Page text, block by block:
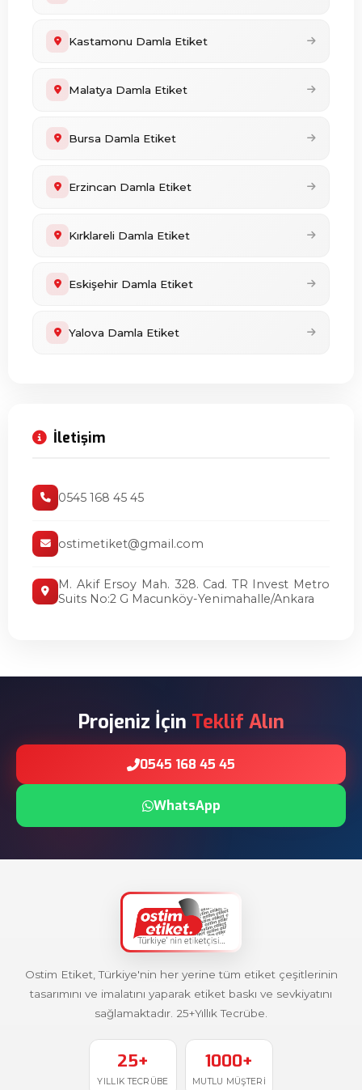
Kastamonu Damla Etiket
Malatya Damla Etiket
Bursa Damla Etiket
Erzincan Damla Etiket
Kırklareli Damla Etiket
Eskişehir Damla Etiket
Yalova Damla Etiket
İletişim
0545 168 45 45
ostimetiket@gmail.com
M. Akif Ersoy Mah. 328. Cad. TR Invest Metro
Suits No:2 G Macunköy-Yenimahalle/Ankara
Projeniz İçin Teklif Alın
0545 168 45 45
WhatsApp
Ostim Etiket, Türkiye'nin her yerine tüm etiket çeşitlerinin
tasarımını ve imalatını yaparak etiket baskı ve sevkiyatını
sağlamaktadır. 25+Yıllık Tecrübe.
25+
YILLIK TECRÜBE
1000+
MUTLU MÜŞTERI